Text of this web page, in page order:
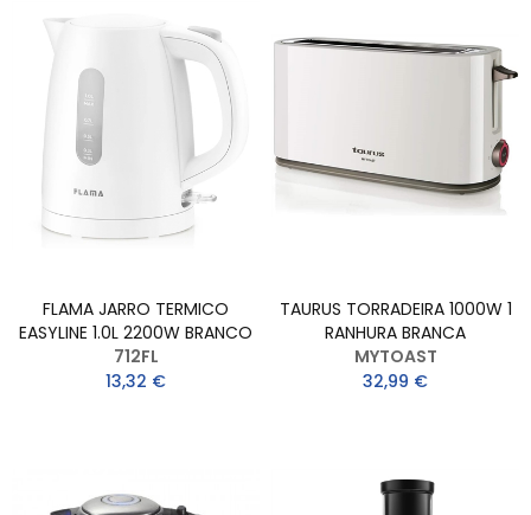
FLAMA JARRO TERMICO
EASYLINE 1.0L 2200W BRANCO
712FL
13,32 €
TAURUS TORRADEIRA 1000W 1
RANHURA BRANCA
MYTOAST
32,99 €